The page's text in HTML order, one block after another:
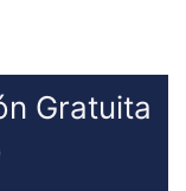
Gratuita